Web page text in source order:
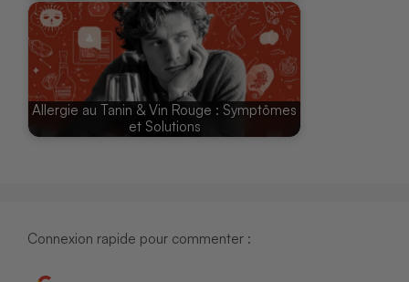
Allergie au Tanin & Vin Rouge : Symptômes
et Solutions
Connexion rapide pour commenter :